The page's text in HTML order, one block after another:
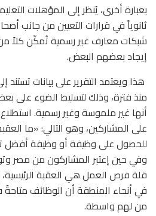
بعبارة أخرى، يُنظر إلى المؤهلات
ثانوياً في قرارات التعيين من جانب
شبكات معارف غير رسمية تُمكّن كلاً
إيجاد بعضهم البعض.
هذا ويعتمد التقرير على بيانات
منذ فترة، وذلك لتسليط الضوء على
أنها غير ملموسة وغير رسمية.
على المشاركين، وهو التالي: «ما
للحصول على وظيفة أو وظيفة أفضل
وفي حين إعتبر المشاركون من مصر
قلة فرص العمل هي العقبة
في أنحاء المنطقة أن الوظائف
من لهم واسطة.